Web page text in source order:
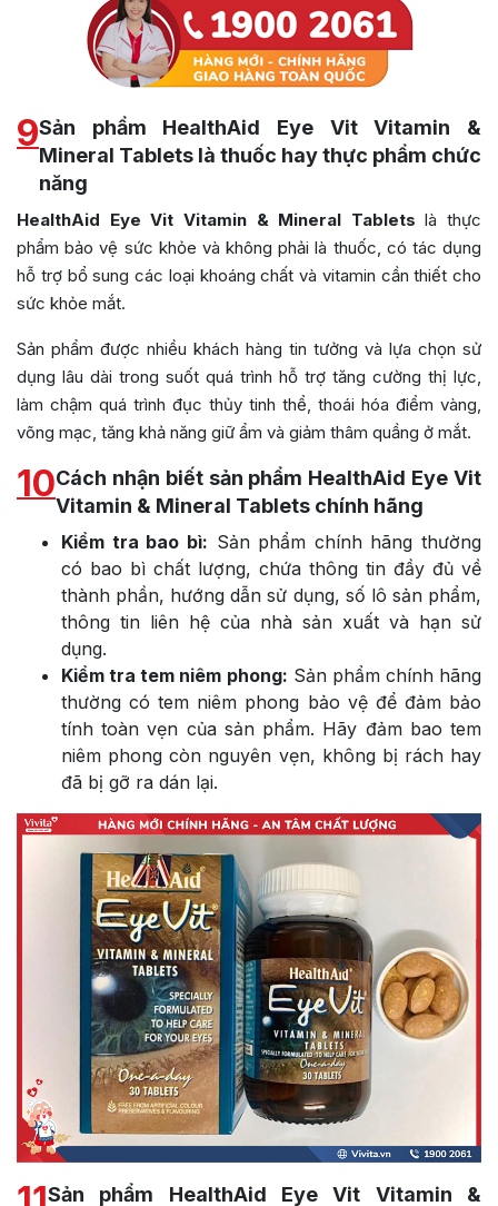
9Sản phẩm HealthAid Eye Vit Vitamin &
Mineral Tablets là thuốc hay thực phẩm chức
năng
HealthAid Eye Vit Vitamin & Mineral Tablets là thực
phẩm bảo vệ sức khỏe và không phải là thuốc, có tác dụng
hỗ trợ bổ sung các loại khoáng chất và vitamin cần thiết cho
sức khỏe mắt.
Sản phẩm được nhiều khách hàng tin tưởng và lựa chọn sử
dụng lâu dài trong suốt quá trình hỗ trợ tăng cường thị lực,
làm chậm quá trình đục thủy tinh thể, thoái hóa điểm vàng,
võng mạc, tăng khả năng giữ ẩm và giảm thâm quầng ở mắt.
10Cách nhận biết sản phẩm HealthAid Eye Vit
Vitamin & Mineral Tablets chính hãng
Kiểm tra bao bì: Sản phẩm chính hãng thường
có bao bì chất lượng, chứa thông tin đầy đủ về
thành phần, hướng dẫn sử dụng, số lô sản phẩm,
thông tin liên hệ của nhà sản xuất và hạn sử
dụng.
Kiểm tra tem niêm phong: Sản phẩm chính hãng
thường có tem niêm phong bảo vệ để đảm bảo
tính toàn vẹn của sản phẩm. Hãy đảm bao tem
niêm phong còn nguyên vẹn, không bị rách hay
đã bị gỡ ra dán lại.
Sản phẩm HealthAid Eye Vit Vitamin &